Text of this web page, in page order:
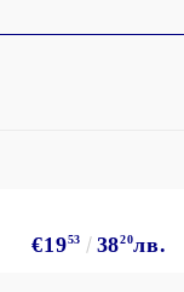
€1953 3820лв.